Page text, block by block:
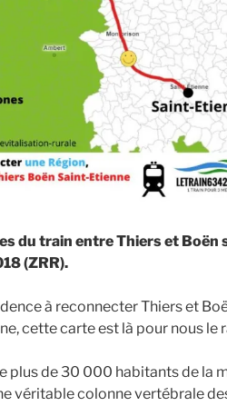
du train entre Thiers et Boën
(ZRR).
à reconnecter Thiers et
cette carte est là pour nous le
plus de 30 000 habitants de la
véritable colonne vertébrale